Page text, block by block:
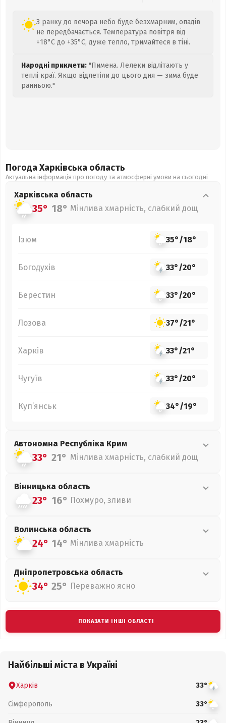
З ранку до вечора небо буде безхмарним, опадів
не передбачається. Температура повітря від
+18°C до +35°C, дуже тепло, тримайтеся в тіні.
Народні прикмети: "Пимена. Лелеки відлітають у
теплі краї. Якщо відлетіли до цього дня — зима буде
ранньою."
Погода Харківська область
Актуальна інформація про погоду та атмосферні умови на сьогодні
Харківська область
35° 18° Мінлива хмарність, слабкий дощ
Ізюм 35°/18°
Богодухів 33°/20°
Берестин 33°/20°
Лозова 37°/21°
Харків 33°/21°
Чугуїв 33°/20°
Куп’янськ 34°/19°
Автономна Республіка Крим
33° 21° Мінлива хмарність, слабкий дощ
Вінницька область
23° 16° Похмуро, зливи
Волинська область
24° 14° Мінлива хмарність
Дніпропетровська область
34° 25° Переважно ясно
ПОКАЗАТИ ІНШІ ОБЛАСТІ
Найбільші міста в Україні
Харків 33°
Сімферополь 33°